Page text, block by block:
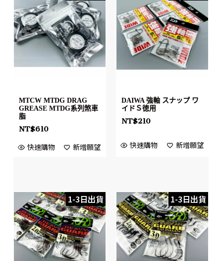
MTCW MTDG DRAG
GREASE MTDG系列煞車
脂
NT$610
快速購物 新增願望
DAIWA 強軸 スナップ ワ
イドＳ徳用
NT$210
快速購物 新增願望
1-3日出貨 1-3日出貨